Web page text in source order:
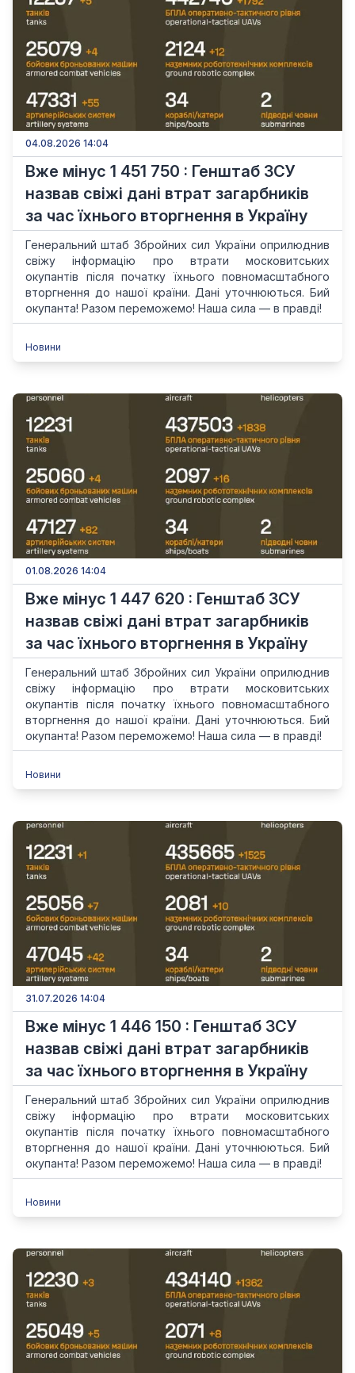
04.08.2026 14:04
Вже мінус 1 451 750 : Генштаб ЗСУ
назвав свіжі дані втрат загарбників
за час їхнього вторгнення в Україну
Генеральний штаб Збройних сил України оприлюднив
свіжу інформацію про втрати московитських
окупантів після початку їхнього повномасштабного
вторгнення до нашої країни. Дані уточнюються. Бий
окупанта! Разом переможемо! Наша сила — в правді!
Новини
01.08.2026 14:04
Вже мінус 1 447 620 : Генштаб ЗСУ
назвав свіжі дані втрат загарбників
за час їхнього вторгнення в Україну
Генеральний штаб Збройних сил України оприлюднив
свіжу інформацію про втрати московитських
окупантів після початку їхнього повномасштабного
вторгнення до нашої країни. Дані уточнюються. Бий
окупанта! Разом переможемо! Наша сила — в правді!
Новини
31.07.2026 14:04
Вже мінус 1 446 150 : Генштаб ЗСУ
назвав свіжі дані втрат загарбників
за час їхнього вторгнення в Україну
Генеральний штаб Збройних сил України оприлюднив
свіжу інформацію про втрати московитських
окупантів після початку їхнього повномасштабного
вторгнення до нашої країни. Дані уточнюються. Бий
окупанта! Разом переможемо! Наша сила — в правді!
Новини